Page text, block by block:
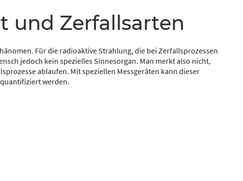
und Zerfallsarten
Für die radioaktive Strahlung, die bei Zerfallsprozessen
jedoch kein spezielles Sinnesorgan. Man merkt also nicht,
ablaufen. Mit speziellen Messgeräten kann dieser
werden.